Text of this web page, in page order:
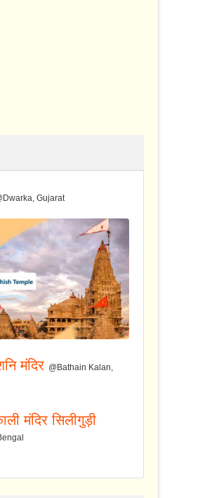
Gujarat
मंदिर @Bathain Kalan,
मंदिर सिलीगुड़ी